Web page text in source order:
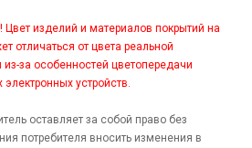
изделий и материалов покрытий на
отличаться от цвета реальной
из-за особенностей цветопередачи
устройств.
оставляет за собой право без
потребителя вносить изменения в